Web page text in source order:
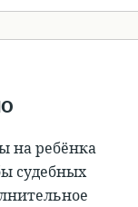
на ребёнка
судебных